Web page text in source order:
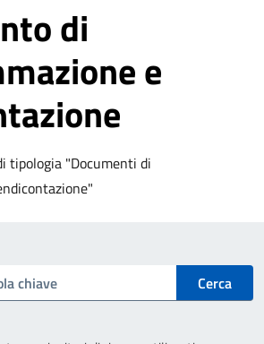
di
e
tipologia "Documenti di
Cerca